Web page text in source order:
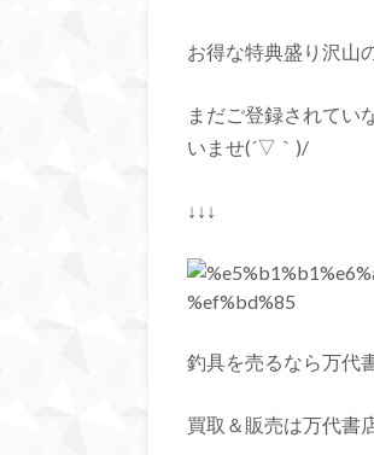
お得な特典盛り沢山
まだご登録されてい
いませ(´▽｀)/
↓↓↓
釣具を売るなら万代
買取＆販売は万代